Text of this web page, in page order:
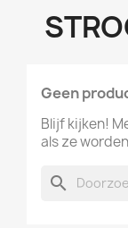
Geen
Blijf kijken!
als ze
search